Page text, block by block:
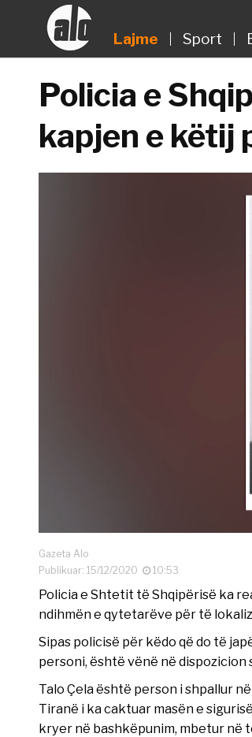
Lajme Sport
Policia e
kapjen e këtij
Gazeta Alo
Publikuar: 15/12/2020
10:53
Policia e Shtetit të Shqipërisë ka
ndihmën e qytetarëve për të
Sipas policisë për këdo që do të
personi, është vënë në dispozicion
Talo Çela është person i shpallur
Tiranë i ka caktuar masën e
kryer në bashkëpunim, mbetur në